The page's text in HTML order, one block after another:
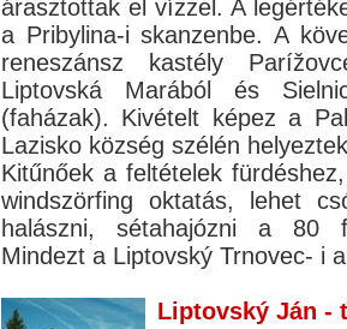
árasztottak el vízzel. A
a Pribylina-i skanzenbe. A
reneszánsz kastély
Liptovská Marából és
(faházak). Kivételt képez a
Lazisko község szélén
Kitűnőek a feltételek
windszörfing oktatás, lehet
halászni, sétahajózni a 80
Mindezt a Liptovský Trnovec- i
Liptovský Ján -